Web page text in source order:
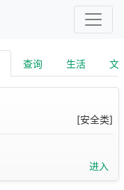
查询 生活 文
[安全类]
进入